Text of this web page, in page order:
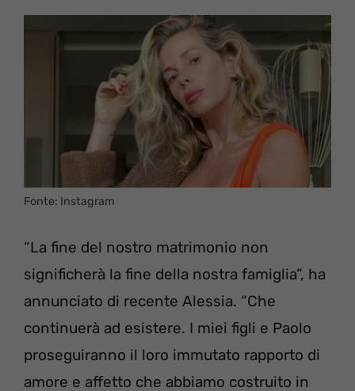
Fonte: Instagram
“La fine del nostro matrimonio non
significherà la fine della nostra famiglia”, ha
annunciato di recente Alessia. “Che
continuerà ad esistere. I miei figli e Paolo
proseguiranno il loro immutato rapporto di
amore e affetto che abbiamo costruito in